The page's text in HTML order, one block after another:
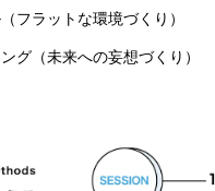
フラットな環境づくり）
グ（未来への妄想づくり）